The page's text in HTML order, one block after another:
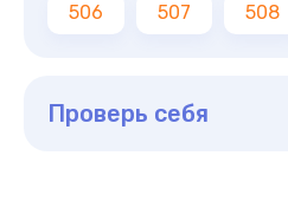
506 507 508
Проверь себя